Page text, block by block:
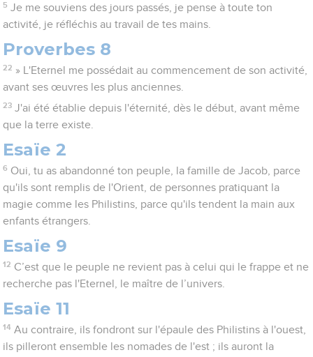
5 Je me souviens des jours passés, je pense à toute ton
activité, je réfléchis au travail de tes mains.
Proverbes 8
22 » L'Eternel me possédait au commencement de son activité,
avant ses œuvres les plus anciennes.
23 J'ai été établie depuis l'éternité, dès le début, avant même
que la terre existe.
Esaïe 2
6 Oui, tu as abandonné ton peuple, la famille de Jacob, parce
qu'ils sont remplis de l'Orient, de personnes pratiquant la
magie comme les Philistins, parce qu'ils tendent la main aux
enfants étrangers.
Esaïe 9
12 C’est que le peuple ne revient pas à celui qui le frappe et ne
recherche pas l'Eternel, le maître de l’univers.
Esaïe 11
14 Au contraire, ils fondront sur l'épaule des Philistins à l'ouest,
ils pilleront ensemble les nomades de l'est ; ils auront la